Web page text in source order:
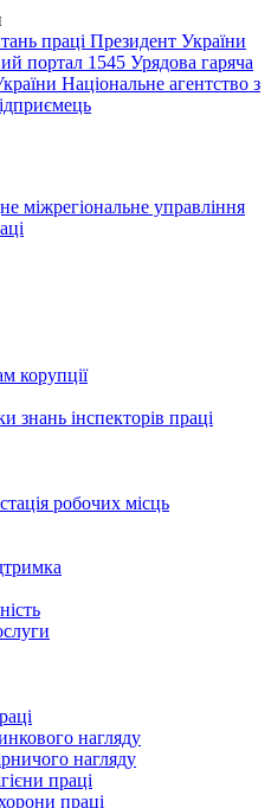
праці Президент України
портал 1545 Урядова гаряча
Національне агентство з
міжрегіональне управління
корупції
знань інспекторів праці
робочих місць
нагляду
нагляду
праці
праці